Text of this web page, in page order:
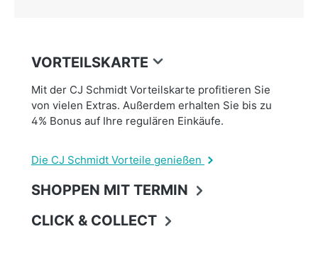
VORTEILSKARTE
Mit der CJ Schmidt Vorteilskarte profitieren Sie
von vielen Extras. Außerdem erhalten Sie bis zu
4% Bonus auf Ihre regulären Einkäufe.
Die CJ Schmidt Vorteile genießen
SHOPPEN MIT TERMIN
CLICK & COLLECT